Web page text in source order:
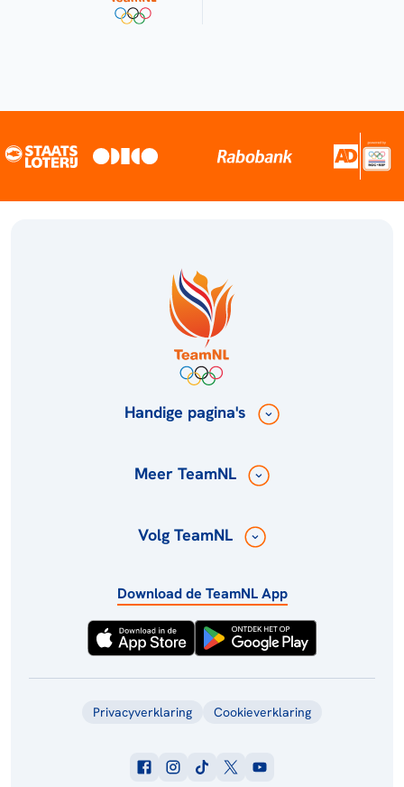
Handige pagina's
Meer TeamNL
Volg TeamNL
Download de TeamNL App
Privacyverklaring Cookieverklaring